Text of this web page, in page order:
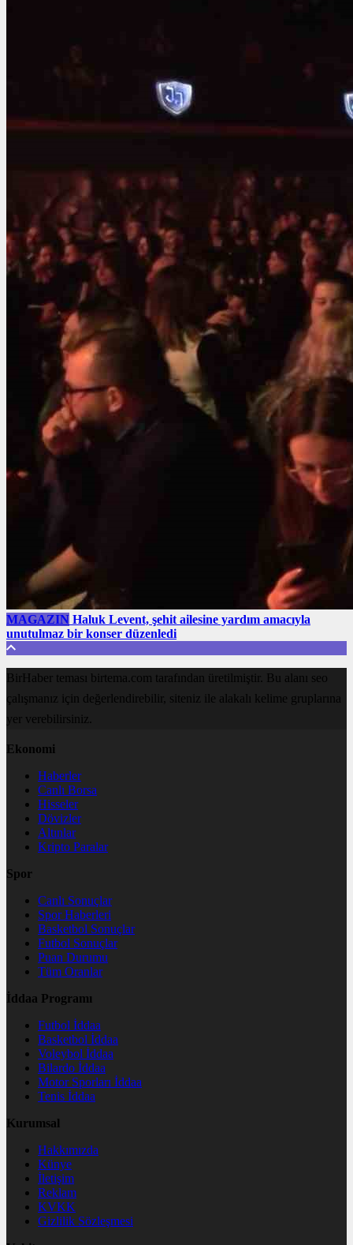
MAGAZIN Haluk Levent, şehit ailesine yardım amacıyla
unutulmaz bir konser düzenledi
BirHaber teması birtema.com tarafından üretilmiştir. Bu alanı seo
çalışmanız için değerlendirebilir, siteniz ile alakalı kelime gruplarına
yer verebilirsiniz.
Ekonomi
Haberler
Canlı Borsa
Hisseler
Dövizler
Altınlar
Kripto Paralar
Spor
Canlı Sonuçlar
Spor Haberleri
Basketbol Sonuçlar
Futbol Sonuçlar
Puan Durumu
Tüm Oranlar
İddaa Programı
Futbol İddaa
Basketbol İddaa
Voleybol İddaa
Bilardo İddaa
Motor Sporları İddaa
Tenis İddaa
Kurumsal
Hakkımızda
Künye
İletişim
Reklam
KVKK
Gizlilik Sözleşmesi